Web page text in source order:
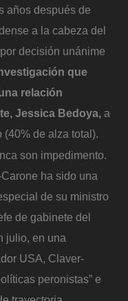
años después de
a la cabeza del
decisión unánime
que
relación
Jessica Bedoya, a
de alza total).
son impedimento.
ha sido una
de su ministro
de gabinete del
julio, en una
USA, Claver-
peronistas” e